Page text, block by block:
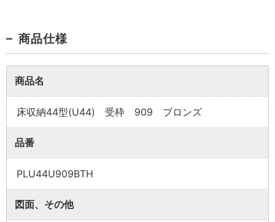
商品仕様
商品名
床収納44型(U44) 受枠 909 ブロンズ
品番
PLU44U909BTH
図面、その他
業者様向け商品とは
取付方法説明書や埋木などの同梱品が付属してい
ない商品です。
同梱品が必要な場合は、「※業者様向け」と記載の